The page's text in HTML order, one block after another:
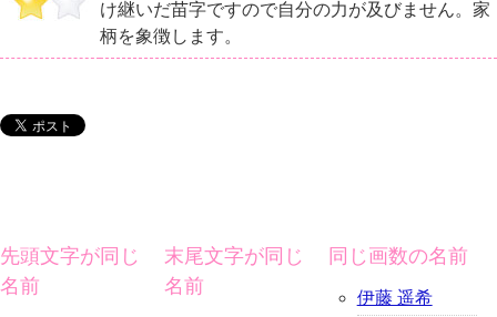
け継いだ苗字ですので自分の力が及びません。家
柄を象徴します。
先頭文字が同じ
名前
末尾文字が同じ
名前
同じ画数の名前
伊藤 遥希